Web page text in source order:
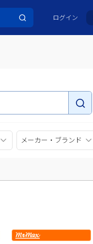
ログイン
メーカー・ブランド